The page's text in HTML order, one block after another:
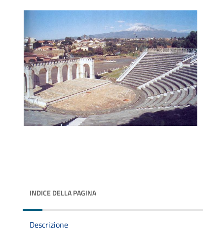
INDICE DELLA PAGINA
Descrizione